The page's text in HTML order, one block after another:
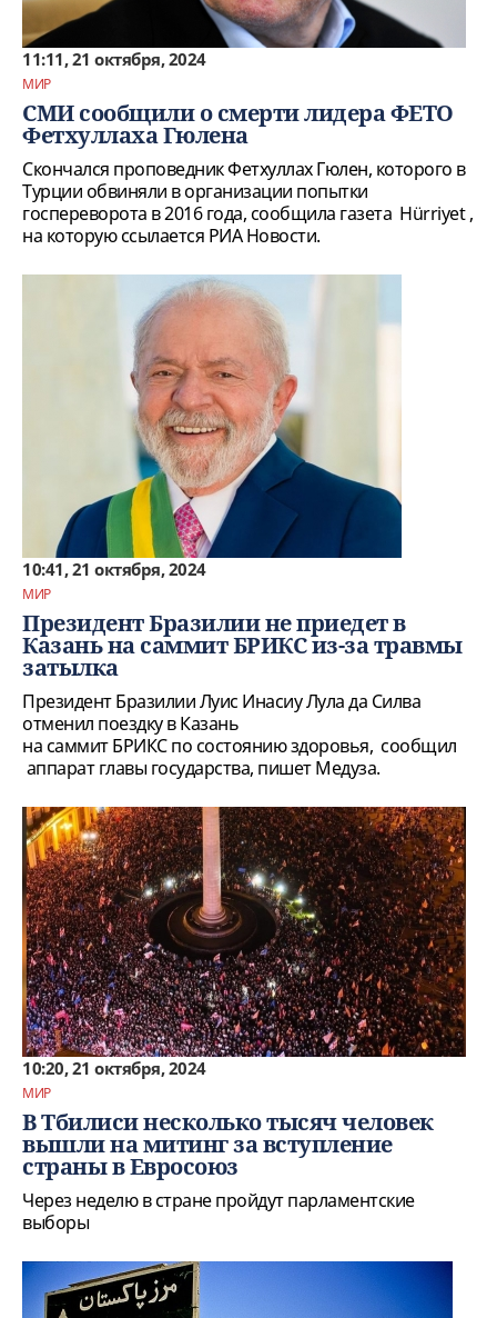
11:11, 21 октября, 2024
МИР
СМИ сообщили о смерти лидера ФЕТО
Фетхуллаха Гюлена
Скончался проповедник Фетхуллах Гюлен, которого в
Турции обвиняли в организации попытки
госпереворота в 2016 года, сообщила газета Hürriyet ,
на которую ссылается РИА Новости.
10:41, 21 октября, 2024
МИР
Президент Бразилии не приедет в
Казань на саммит БРИКС из-за травмы
затылка
Президент Бразилии Луис Инасиу Лула да Силва
отменил поездку в Казань
на саммит БРИКС по состоянию здоровья, сообщил
аппарат главы государства, пишет Медуза.
10:20, 21 октября, 2024
МИР
В Тбилиси несколько тысяч человек
вышли на митинг за вступление
страны в Евросоюз
Через неделю в стране пройдут парламентские
выборы